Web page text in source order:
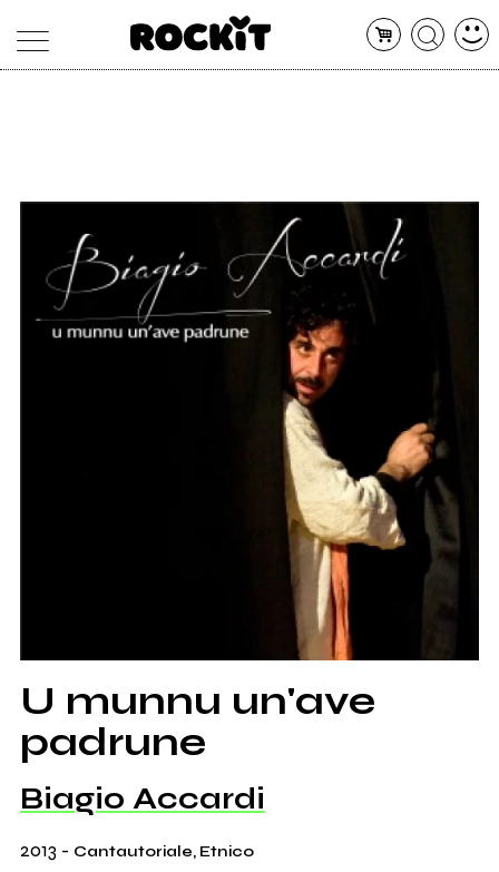
ARTISTI
CONCERTI
SHOP
RADIO
U munnu un'ave
padrune
Biagio Accardi
2013 - Cantautoriale, Etnico